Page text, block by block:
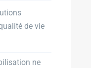
de vie
ne